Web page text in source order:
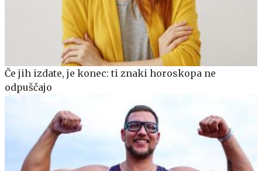
Če jih izdate, je konec: ti znaki horoskopa ne
odpuščajo